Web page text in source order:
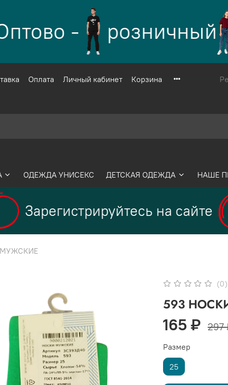
- розничный
Оплата Личный кабинет Корзина
ОДЕЖДА УНИСЕКС ДЕТСКАЯ ОДЕЖДА НАШЕ
Зарегистрируйтесь на сайте
(0)
593
165 ₽ 297
Размер
25